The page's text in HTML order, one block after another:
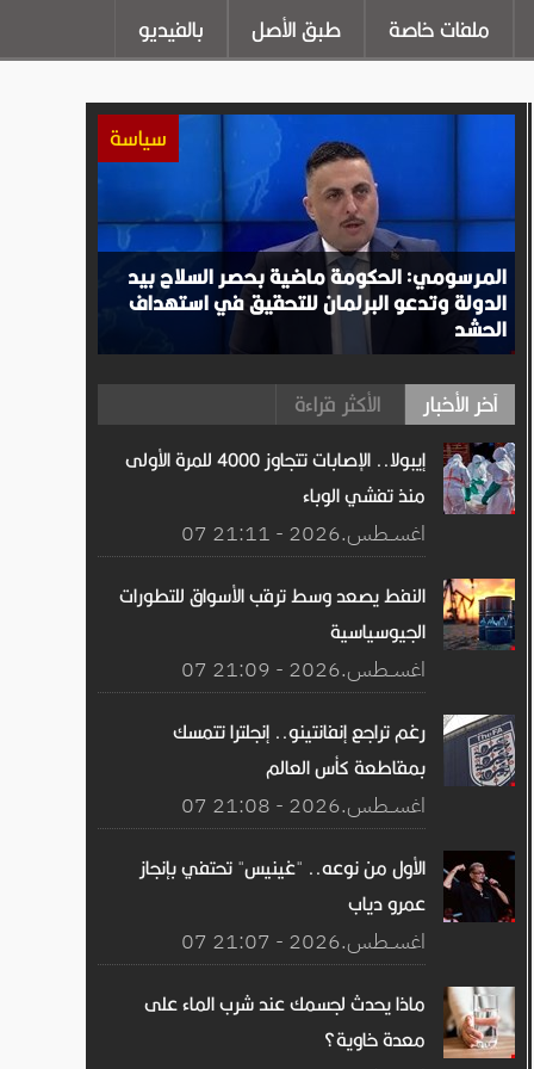
ملفات خاصة طبق الأصل بالفيديو
سياسة
المرسومي: الحكومة ماضية بحصر السلاح بيد
الدولة وتدعو البرلمان للتحقيق في استهداف
الحشد
آخر الأخبار الأكثر قراءة
إيبولا.. الإصابات تتجاوز 4000 للمرة الأولى
منذ تفشي الوباء
07 اغســطس.2026 - 21:11
النفط يصعد وسط ترقب الأسواق للتطورات
الجيوسياسية
07 اغســطس.2026 - 21:09
رغم تراجع إنفانتينو.. إنجلترا تتمسك
بمقاطعة كأس العالم
07 اغســطس.2026 - 21:08
الأول من نوعه.. "غينيس" تحتفي بإنجاز
عمرو دياب
07 اغســطس.2026 - 21:07
ماذا يحدث لجسمك عند شرب الماء على
معدة خاوية؟